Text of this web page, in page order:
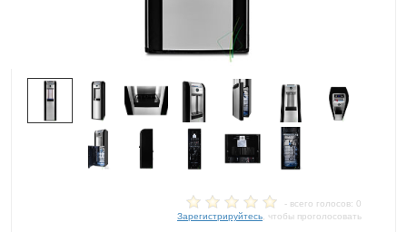
- всего голосов: 0
Зарегистрируйтесь , чтобы проголосовать